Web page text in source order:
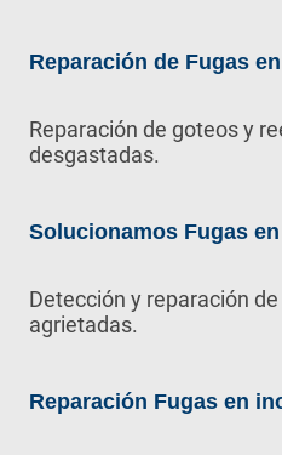
Reparación de Fugas
Reparación de goteos y
desgastadas.
Solucionamos Fugas
Detección y reparación
agrietadas.
Reparación Fugas en